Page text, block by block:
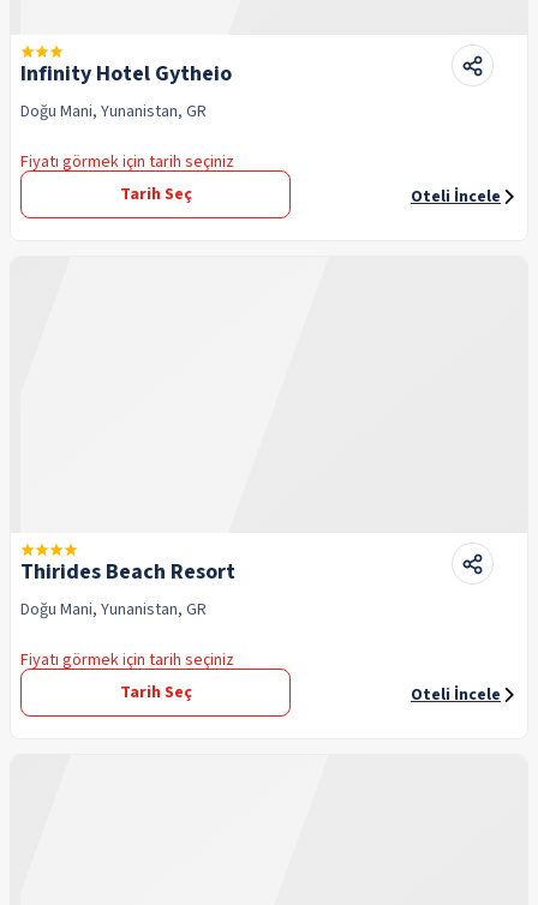
Infinity Hotel Gytheio
Doğu Mani, Yunanistan, GR
Fiyatı görmek için tarih seçiniz
Tarih Seç
Oteli İncele
Thirides Beach Resort
Doğu Mani, Yunanistan, GR
Fiyatı görmek için tarih seçiniz
Tarih Seç
Oteli İncele